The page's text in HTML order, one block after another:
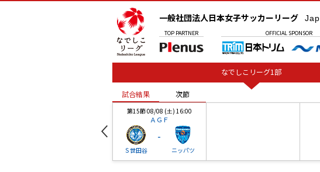
一般社団法人日本女子サッカーリーグ
TOP PARTNER OFFICIAL SPONSOR
なでしこリーグ1部
試合結果 次節
第15節 08/08 (土) 16:00
ＡＧＦ
Ｓ世田谷
-
ニッパツ